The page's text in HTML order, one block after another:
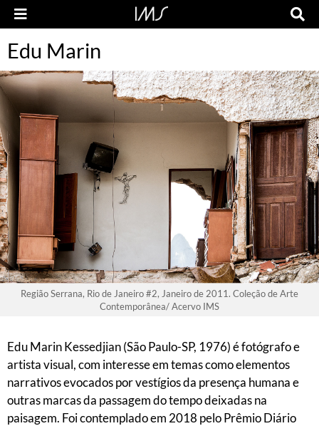
Edu Marin
Região Serrana, Rio de Janeiro #2, Janeiro de 2011. Coleção de Arte
Contemporânea/ Acervo IMS
Edu Marin Kessedjian (São Paulo-SP, 1976) é fotógrafo e
artista visual, com interesse em temas como elementos
narrativos evocados por vestígios da presença humana e
outras marcas da passagem do tempo deixadas na
paisagem. Foi contemplado em 2018 pelo Prêmio Diário